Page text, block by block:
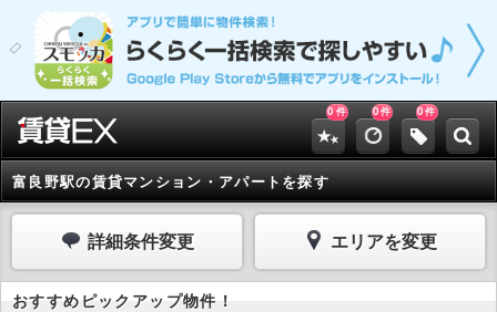
0 件 0件 0件
富良野駅の賃貸マンション・アパートを探す
詳細条件変更 エリアを変更
おすすめピックアップ物件！